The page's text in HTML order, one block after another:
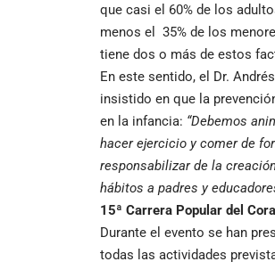
que casi el 60% de los
menos el 35% de los
tiene dos o más de estos
En este sentido, el Dr.
insistido en que la
en la infancia: “Debemos
hacer ejercicio y comer de
responsabilizar de la
hábitos a padres y
15ª Carrera Popular del
Durante el evento se han
todas las actividades